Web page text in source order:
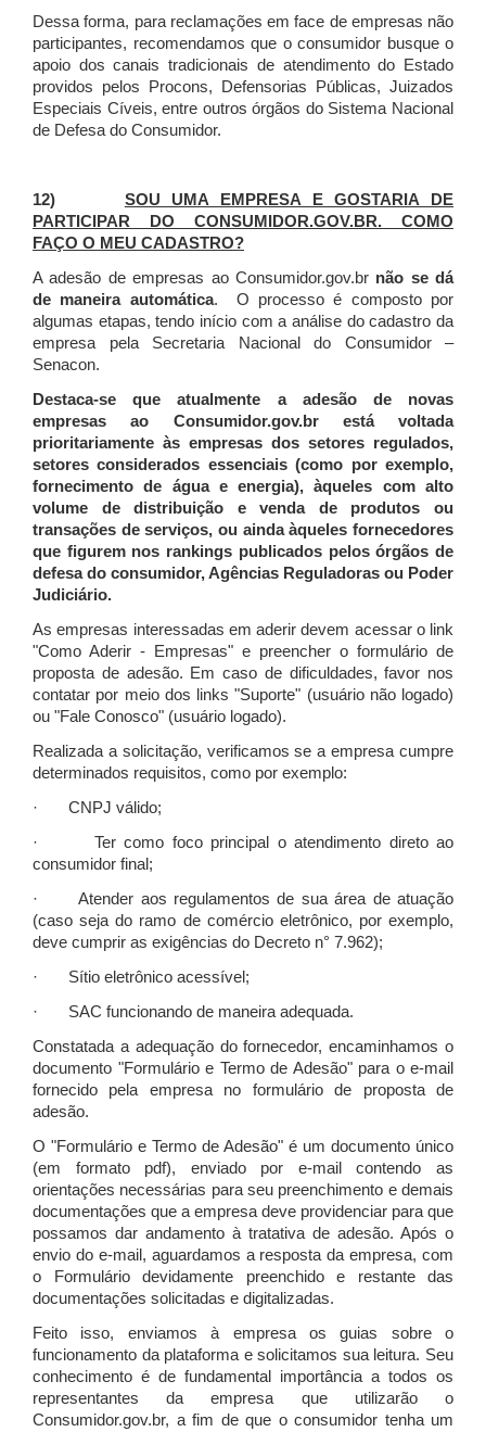
Dessa forma, para reclamações em face de empresas não
participantes, recomendamos que o consumidor busque o
apoio dos canais tradicionais de atendimento do Estado
providos pelos Procons, Defensorias Públicas, Juizados
Especiais Cíveis, entre outros órgãos do Sistema Nacional
de Defesa do Consumidor.
12) SOU UMA EMPRESA E GOSTARIA DE
PARTICIPAR DO CONSUMIDOR.GOV.BR. COMO
FAÇO O MEU CADASTRO?
A adesão de empresas ao Consumidor.gov.br não se dá
de maneira automática. O processo é composto por
algumas etapas, tendo início com a análise do cadastro da
empresa pela Secretaria Nacional do Consumidor –
Senacon.
Destaca-se que atualmente a adesão de novas
empresas ao Consumidor.gov.br está voltada
prioritariamente às empresas dos setores regulados,
setores considerados essenciais (como por exemplo,
fornecimento de água e energia), àqueles com alto
volume de distribuição e venda de produtos ou
transações de serviços, ou ainda àqueles fornecedores
que figurem nos rankings publicados pelos órgãos de
defesa do consumidor, Agências Reguladoras ou Poder
Judiciário.
As empresas interessadas em aderir devem acessar o link
"Como Aderir - Empresas" e preencher o formulário de
proposta de adesão. Em caso de dificuldades, favor nos
contatar por meio dos links "Suporte" (usuário não logado)
ou "Fale Conosco" (usuário logado).
Realizada a solicitação, verificamos se a empresa cumpre
determinados requisitos, como por exemplo:
· CNPJ válido;
· Ter como foco principal o atendimento direto ao
consumidor final;
· Atender aos regulamentos de sua área de atuação
(caso seja do ramo de comércio eletrônico, por exemplo,
deve cumprir as exigências do Decreto n° 7.962);
· Sítio eletrônico acessível;
· SAC funcionando de maneira adequada.
Constatada a adequação do fornecedor, encaminhamos o
documento "Formulário e Termo de Adesão" para o e-mail
fornecido pela empresa no formulário de proposta de
adesão.
O "Formulário e Termo de Adesão" é um documento único
(em formato pdf), enviado por e-mail contendo as
orientações necessárias para seu preenchimento e demais
documentações que a empresa deve providenciar para que
possamos dar andamento à tratativa de adesão. Após o
envio do e-mail, aguardamos a resposta da empresa, com
o Formulário devidamente preenchido e restante das
documentações solicitadas e digitalizadas.
Feito isso, enviamos à empresa os guias sobre o
funcionamento da plataforma e solicitamos sua leitura. Seu
conhecimento é de fundamental importância a todos os
representantes da empresa que utilizarão o
Consumidor.gov.br, a fim de que o consumidor tenha um